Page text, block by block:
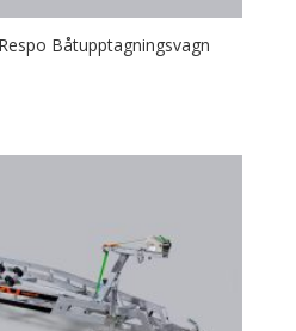
Båtupptagningsvagn